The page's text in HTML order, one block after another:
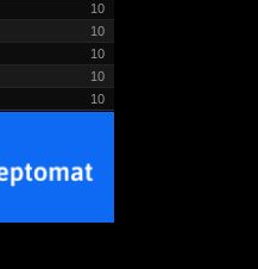
10
10
10
10
10